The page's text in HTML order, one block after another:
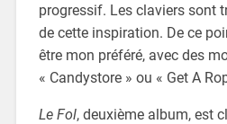
progressif. Les claviers sont
de cette inspiration. De ce
être mon préféré, avec des
« Candystore » ou « Get A
Le Fol, deuxième album, est